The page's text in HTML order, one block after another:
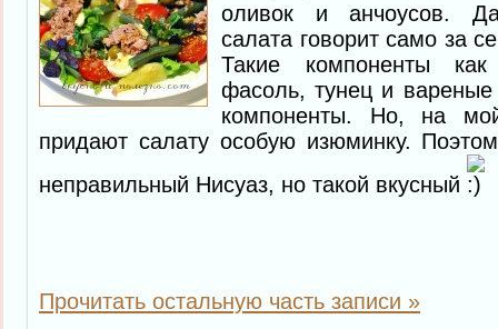
оливок и анчоусов.
салата говорит само за
Такие компоненты
фасоль, тунец и
компоненты. Но, на
придают салату особую изюминку.
неправильный Нисуаз, но такой вкусный
Прочитать остальную часть записи »